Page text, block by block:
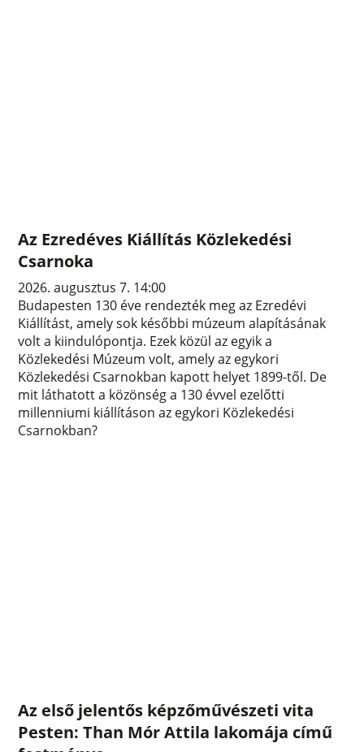
Az Ezredéves Kiállítás Közlekedési
Csarnoka
2026. augusztus 7. 14:00
Budapesten 130 éve rendezték meg az Ezredévi
Kiállítást, amely sok későbbi múzeum alapításának
volt a kiindulópontja. Ezek közül az egyik a
Közlekedési Múzeum volt, amely az egykori
Közlekedési Csarnokban kapott helyet 1899-től. De
mit láthatott a közönség a 130 évvel ezelőtti
millenniumi kiállításon az egykori Közlekedési
Csarnokban?
Az első jelentős képzőművészeti vita
Pesten: Than Mór Attila lakomája című